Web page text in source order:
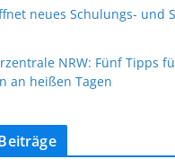
neues Schulungs- und
NRW: Fünf Tipps
an heißen Tagen